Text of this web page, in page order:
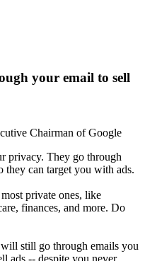
your email to sell
Chairman of Google
privacy. They go through
can target you with ads.
private ones, like
finances, and more. Do
still go through emails you